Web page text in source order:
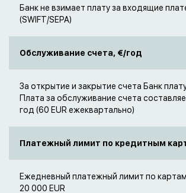
Банк не взимает плату за входящие
(SWIFT/SEPA)
Обслуживание счета, €/год
За открытие и закрытие счета Банк
Плата за обслуживание счета
год (60 EUR ежеквартально)
Платежный лимит по кредитным
Ежедневный платежный лимит по
20 000 EUR